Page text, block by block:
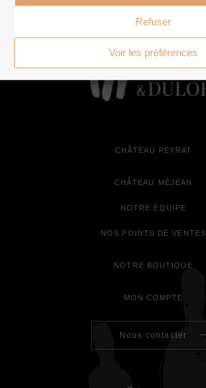
Refuser
Voir les préférences
CHÂTEAU PEYRAT
CHÂTEAU MÉJEAN
NOTRE ÉQUIPE
NOS POINTS DE VENTES
NOTRE BOUTIQUE
MON COMPTE
Nous contacter